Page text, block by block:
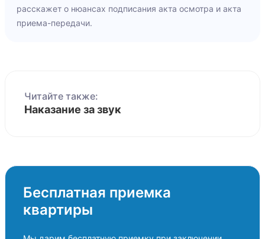
расскажет о нюансах подписания акта осмотра и акта
приема-передачи.
Читайте также:
Наказание за звук
Бесплатная приемка
квартиры